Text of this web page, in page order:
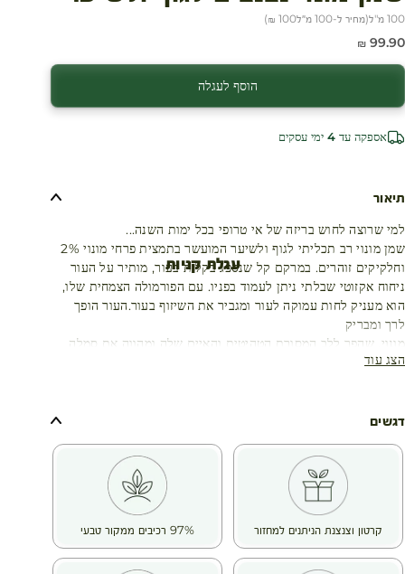
עגלת קניות
100 מ"ל (מחיר ל-100 מ״ל 100 ₪
)
מחיר מבצע
99.90 ₪
הוסף לעגלה
אספקה עד 4 ימי עסקים
תיאור
למי שרוצה לחוש בריזה של אי טרופי בכל ימות השנה...
שמן מונוי רב תכליתי לגוף ולשיער המועשר בתמצית פרחי מונוי 2%
וחלקיקים זוהרים. במרקם קל שנספג בקלות בעור, מותיר על העור
ניחוח אקזוטי שבלתי ניתן לעמוד בפניו. עם הפורמולה הצמחית שלו,
הוא מעניק לחות עמוקה לעור ומגביר את השיזוף בעור.העור הופך
לרך ומבריק
מונוי, שהפך ללב המסורת הטהיטית והאיים שלה ומהווה את סמלה
של פולינזיה הצרפתית, שימש את ילידי טהיטי במשך אלפי שנים
נטול פרבנים ושמן מינרלי, נבדק תחת פיקוח דרמטולוגי.
הצג עוד
דגשים
קרטון וצנצנת הניתנים למחזור 97% רכיבים ממקור טבעי